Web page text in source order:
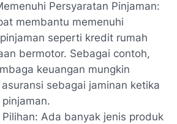
Persyaratan Pinjaman:
membantu memenuhi
seperti kredit rumah
bermotor. Sebagai contoh,
keuangan mungkin
sebagai jaminan ketika
Ada banyak jenis produk